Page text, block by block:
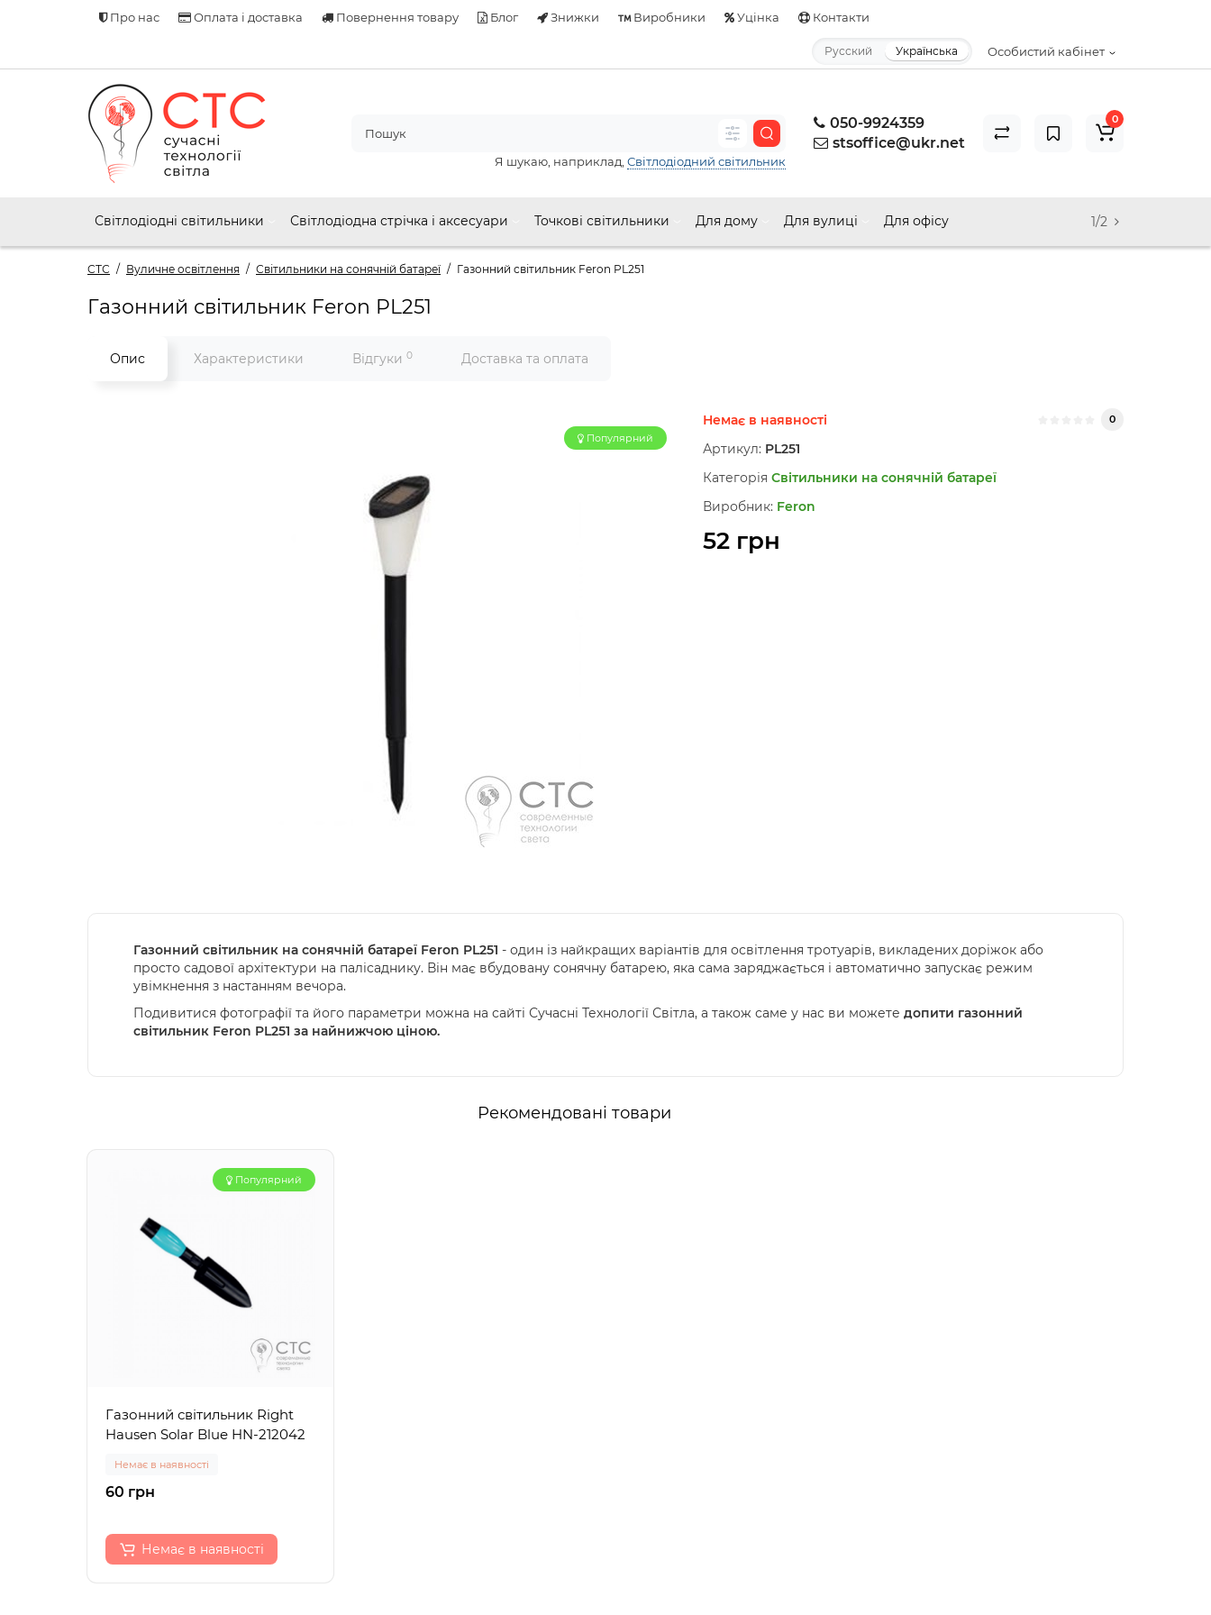
Про нас Оплата і доставка Повернення товару Блог Знижки Виробники Уцінка Контакти
Особистий кабінет
Русский Українська
050-9924359
stsoffice@ukr.net
Я шукаю, наприклад, Світлодіодний світильник
0
Світлодіодні світильники Світлодіодна стрічка і аксесуари Точкові світильники Для дому Для вулиці Для офісу 1/2
СТС Вуличне освітлення Світильники на сонячній батареї Газонний світильник Feron PL251
Газонний світильник Feron PL251
Опис Характеристики Відгуки 0 Доставка та оплата
Популярний
Немає в наявності 0
Артикул: PL251
Категорія Світильники на сонячній батареї
Виробник: Feron
52 грн
Газонний світильник на сонячній батареї Feron PL251 - один із найкращих варіантів для освітлення тротуарів, викладених доріжок або
просто садової архітектури на палісаднику. Він має вбудовану сонячну батарею, яка сама заряджається і автоматично запускає режим
увімкнення з настанням вечора.
Подивитися фотографії та його параметри можна на сайті Сучасні Технології Світла, а також саме у нас ви можете допити газонний
світильник Feron PL251 за найнижчою ціною.
Рекомендовані товари
Популярний
Газонний світильник Right
Hausen Solar Blue HN-212042
Немає в наявності
60 грн
Немає в наявності